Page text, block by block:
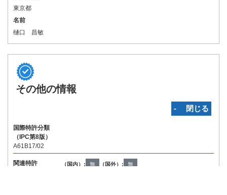
東京都
名前
樋口 昌敏
その他の情報
‐ 閉じる
国際特許分類
（IPC第8版）
A61B17/02
関連特許 （国内）: 無 （国外）: 無